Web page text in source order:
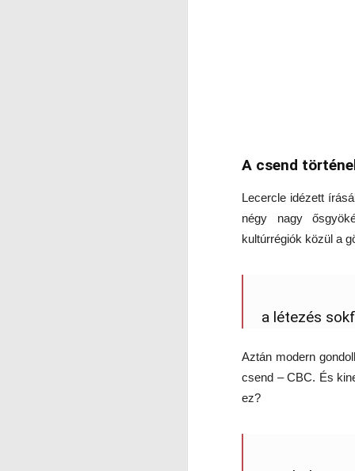
A csend
Lecercle idézett
négy nagy
kultúrrégiók közül a
a létezés
Aztán modern
csend – CBC. És
ez?